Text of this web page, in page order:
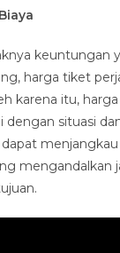
keuntungan
harga tiket
karena itu,
dengan situasi
dapat
mengandalkan